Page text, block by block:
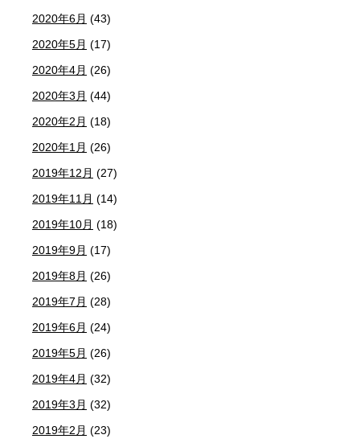
2020年6月 (43)
2020年5月 (17)
2020年4月 (26)
2020年3月 (44)
2020年2月 (18)
2020年1月 (26)
2019年12月 (27)
2019年11月 (14)
2019年10月 (18)
2019年9月 (17)
2019年8月 (26)
2019年7月 (28)
2019年6月 (24)
2019年5月 (26)
2019年4月 (32)
2019年3月 (32)
2019年2月 (23)